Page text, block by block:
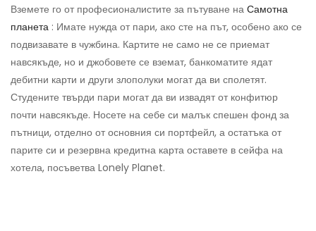
Вземете го от професионалистите за пътуване на Самотна
планета : Имате нужда от пари, ако сте на път, особено ако се
подвизавате в чужбина. Картите не само не се приемат
навсякъде, но и джобовете се вземат, банкоматите ядат
дебитни карти и други злополуки могат да ви сполетят.
Студените твърди пари могат да ви извадят от конфитюр
почти навсякъде. Носете на себе си малък спешен фонд за
пътници, отделно от основния си портфейл, а остатъка от
парите си и резервна кредитна карта оставете в сейфа на
хотела, посъветва Lonely Planet.